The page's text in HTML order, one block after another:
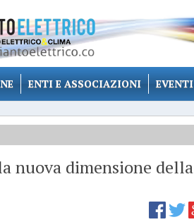
ENTI E ASSOCIAZIONI EVENTI
nuova dimensione della